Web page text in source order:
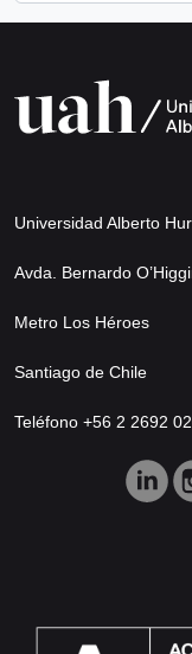
Universidad Alberto
Avda. Bernardo
Metro Los Héroes
Santiago de Chile
Teléfono +56 2 2692